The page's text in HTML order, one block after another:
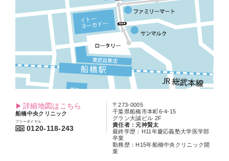
詳細地図はこちら
船橋中央クリニック
フリーダイヤル
0120-118-243
〒273-0005
千葉県船橋市本町6-4-15
グラン大誠ビル 2F
責任者：元神賢太
最終学歴：H11年慶応義塾大学医学部
卒業
勤務歴：H15年船橋中央クリニック開
業